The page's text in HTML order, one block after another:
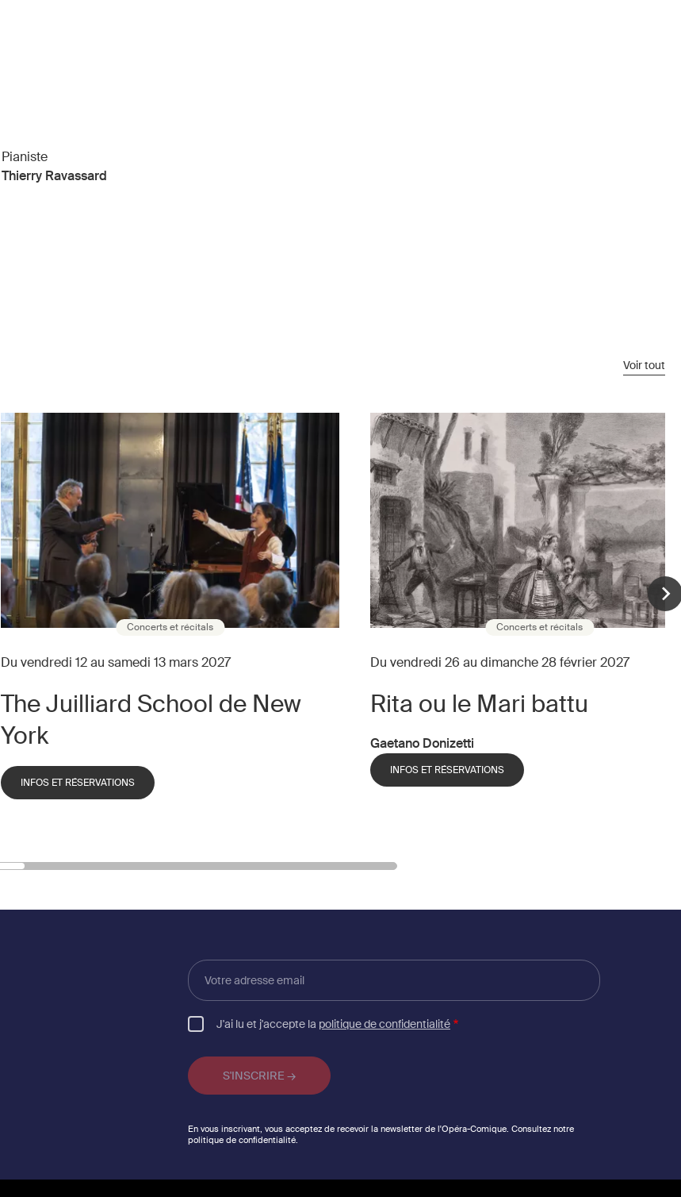
Pianiste
Thierry Ravassard
Voir tout
Concerts et récitals
Du vendredi 12 au samedi 13 mars 2027
The Juilliard School de New
York
INFOS ET RÉSERVATIONS
Concerts et récitals
Du vendredi 26 au dimanche 28 février 2027
Rita ou le Mari battu
Gaetano Donizetti
INFOS ET RÉSERVATIONS
Votre
adresse
email
J'ai lu et j'accepte la politique de confidentialité
En vous inscrivant, vous acceptez de recevoir la newsletter de l'Opéra-Comique. Consultez notre
politique de confidentialité.